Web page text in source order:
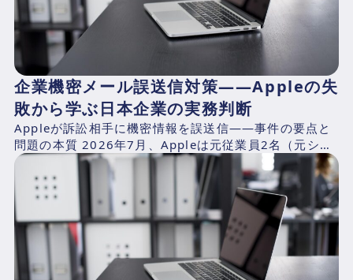
企業機密メール誤送信対策——Appleの失
敗から学ぶ日本企業の実務判断
Appleが訴訟相手に機密情報を誤送信——事件の要点と
問題の本質 2026年7月、Appleは元従業員2名（元シニ
アシステムズエンジニアのChang Liuおよ...